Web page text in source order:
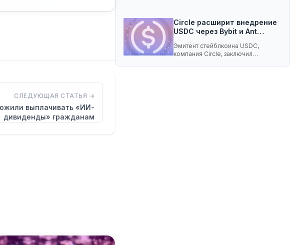
СЛЕДУЮЩАЯ СТАТЬЯ →
выплачивать «ИИ-
дивиденды» гражданам
Circle расширит внедрение
USDC через Bybit и Ant…
Эмитент стейблкоина USDC,
компания Circle, заключил